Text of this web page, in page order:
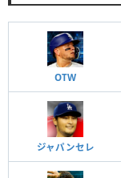
OTW
ジャパンセレ